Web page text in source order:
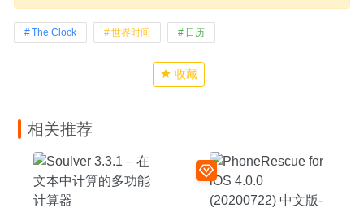
The Clock 世界时间 日历
收藏
相关推荐